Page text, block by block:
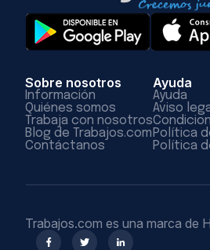
Sobre nosotros
Información
Quiénes somos
Trabaja con nosotros
Blog de Trabajos.com
Contáctanos
Ayuda
Ayuda
Aviso
Política
Política
Trabajos.com es una marca de